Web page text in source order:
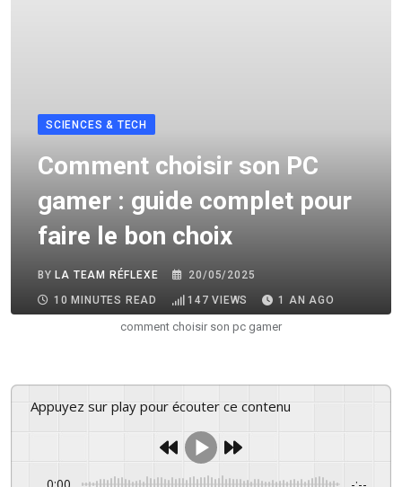
SCIENCES & TECH
Comment choisir son PC
gamer : guide complet pour
faire le bon choix
BY LA TEAM RÉFLEXE
20/05/2025
10 MINUTES READ
147 VIEWS 1 AN AGO
comment choisir son pc gamer
Appuyez sur play pour écouter ce contenu